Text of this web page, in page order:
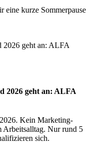
eine kurze Sommerpause
2026 geht an: ALFA
Kein Marketing-
Arbeitsalltag. Nur rund 5
sich.